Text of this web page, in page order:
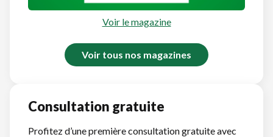
Voir le magazine
Voir tous nos magazines
Consultation gratuite
Profitez d’une première consultation gratuite avec